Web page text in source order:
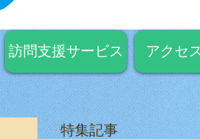
訪問支援サービス アクセ
特集記事